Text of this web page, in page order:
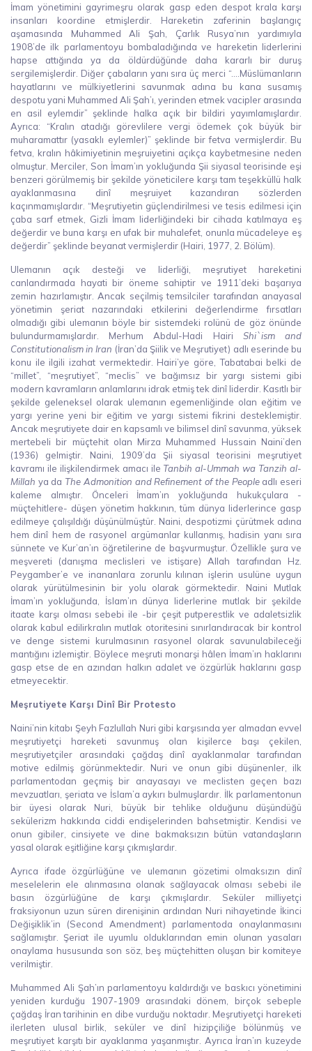
İmam yönetimini gayrimeşru olarak gasp eden despot krala karşı
insanları koordine etmişlerdir. Hareketin zaferinin başlangıç
aşamasında Muhammed Ali Şah, Çarlık Rusya’nın yardımıyla
1908’de ilk parlamentoyu bombaladığında ve hareketin liderlerini
hapse attığında ya da öldürdüğünde daha kararlı bir duruş
sergilemişlerdir. Diğer çabaların yanı sıra üç merci “....Müslümanların
hayatlarını ve mülkiyetlerini savunmak adına bu kana susamış
despotu yani Muhammed Ali Şah’ı, yerinden etmek vacipler arasında
en asil eylemdir” şeklinde halka açık bir bildiri yayımlamışlardır.
Ayrıca: “Kralın atadığı görevlilere vergi ödemek çok büyük bir
muharamattır (yasaklı eylemler)” şeklinde bir fetva vermişlerdir. Bu
fetva, kralın hâkimiyetinin meşruiyetini açıkça kaybetmesine neden
olmuştur. Merciler, Son İmam’ın yokluğunda Şii siyasal teorisinde eşi
benzeri görülmemiş bir şekilde yöneticilere karşı tam teşekküllü halk
ayaklanmasına dinî meşruiyet kazandıran sözlerden
kaçınmamışlardır. “Meşrutiyetin güçlendirilmesi ve tesis edilmesi için
çaba sarf etmek, Gizli İmam liderliğindeki bir cihada katılmaya eş
değerdir ve buna karşı en ufak bir muhalefet, onunla mücadeleye eş
değerdir” şeklinde beyanat vermişlerdir (Hairi, 1977, 2. Bölüm).
Ulemanın açık desteği ve liderliği, meşrutiyet hareketini
canlandırmada hayati bir öneme sahiptir ve 1911’deki başarıya
zemin hazırlamıştır. Ancak seçilmiş temsilciler tarafından anayasal
yönetimin şeriat nazarındaki etkilerini değerlendirme fırsatları
olmadığı gibi ulemanın böyle bir sistemdeki rolünü de göz önünde
bulundurmamışlardır. Merhum Abdul-Hadi Hairi Shi`ism and
Constitutionalism in Iran (İran’da Şiilik ve Meşrutiyet) adlı eserinde bu
konu ile ilgili izahat vermektedir. Hairi’ye göre, Tabatabai belki de
“millet”, “meşrutiyet”, “meclis” ve bağımsız bir yargı sistemi gibi
modern kavramların anlamlarını idrak etmiş tek dinî liderdir. Kasıtlı bir
şekilde geleneksel olarak ulemanın egemenliğinde olan eğitim ve
yargı yerine yeni bir eğitim ve yargı sistemi fikrini desteklemiştir.
Ancak meşrutiyete dair en kapsamlı ve bilimsel dinî savunma, yüksek
mertebeli bir müçtehit olan Mirza Muhammed Hussain Naini’den
(1936) gelmiştir. Naini, 1909’da Şii siyasal teorisini meşrutiyet
kavramı ile ilişkilendirmek amacı ile Tanbih al-Ummah wa Tanzih al-
Millah ya da The Admonition and Refinement of the Peopleadlı eseri
kaleme almıştır. Önceleri İmam’ın yokluğunda hukukçulara -
müçtehitlere- düşen yönetim hakkının, tüm dünya liderlerince gasp
edilmeye çalışıldığı düşünülmüştür. Naini, despotizmi çürütmek adına
hem dinî hem de rasyonel argümanlar kullanmış, hadisin yanı sıra
sünnete ve Kur’an’ın öğretilerine de başvurmuştur. Özellikle şura ve
meşvereti (danışma meclisleri ve istişare) Allah tarafından Hz.
Peygamber’e ve inananlara zorunlu kılınan işlerin usulüne uygun
olarak yürütülmesinin bir yolu olarak görmektedir. Naini Mutlak
İmam’ın yokluğunda, İslam’ın dünya liderlerine mutlak bir şekilde
itaate karşı olması sebebi ile -bir çeşit putperestlik ve adaletsizlik
olarak kabul edilirkralın mutlak otoritesini sınırlandıracak bir kontrol
ve denge sistemi kurulmasının rasyonel olarak savunulabileceği
mantığını izlemiştir. Böylece meşruti monarşi hâlen İmam’ın haklarını
gasp etse de en azından halkın adalet ve özgürlük haklarını gasp
etmeyecektir.
Meşrutiyete Karşı Dinî Bir Protesto
Naini’nin kitabı Şeyh Fazlullah Nuri gibi karşısında yer almadan evvel
meşrutiyetçi hareketi savunmuş olan kişilerce başı çekilen,
meşrutiyetçiler arasındaki çağdaş dinî ayaklanmalar tarafından
motive edilmiş görünmektedir. Nuri ve onun gibi düşünenler, ilk
parlamentodan geçmiş bir anayasayı ve meclisten geçen bazı
mevzuatları, şeriata ve İslam’a aykırı bulmuşlardır. İlk parlamentonun
bir üyesi olarak Nuri, büyük bir tehlike olduğunu düşündüğü
sekülerizm hakkında ciddi endişelerinden bahsetmiştir. Kendisi ve
onun gibiler, cinsiyete ve dine bakmaksızın bütün vatandaşların
yasal olarak eşitliğine karşı çıkmışlardır.
Ayrıca ifade özgürlüğüne ve ulemanın gözetimi olmaksızın dinî
meselelerin ele alınmasına olanak sağlayacak olması sebebi ile
basın özgürlüğüne de karşı çıkmışlardır. Seküler milliyetçi
fraksiyonun uzun süren direnişinin ardından Nuri nihayetinde İkinci
Değişiklik’in (Second Amendment) parlamentoda onaylanmasını
sağlamıştır. Şeriat ile uyumlu olduklarından emin olunan yasaları
onaylama hususunda son söz, beş müçtehitten oluşan bir komiteye
verilmiştir.
Muhammed Ali Şah’ın parlamentoyu kaldırdığı ve baskıcı yönetimini
yeniden kurduğu 1907-1909 arasındaki dönem, birçok sebeple
çağdaş İran tarihinin en dibe vurduğu noktadır. Meşrutiyetçi hareketi
ilerleten ulusal birlik, seküler ve dinî hizipçiliğe bölünmüş ve
meşrutiyet karşıtı bir ayaklanma yaşanmıştır. Ayrıca İran’ın kuzeyde